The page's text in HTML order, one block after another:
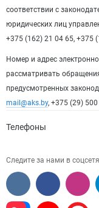
соответствии с
юридических лиц
+375 (162) 21 04 65, +375
Номер и адрес
рассматривать
предусмотренных
mail@aks.by, +375 (29)
Телефоны
Следите за нами в